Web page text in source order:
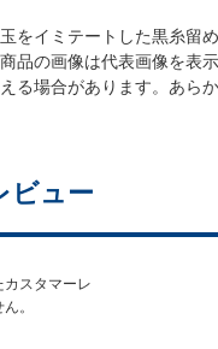
をイミテートした黒糸留
品の画像は代表画像を表
る場合があります。あら
ビュー
カスタマーレ
。